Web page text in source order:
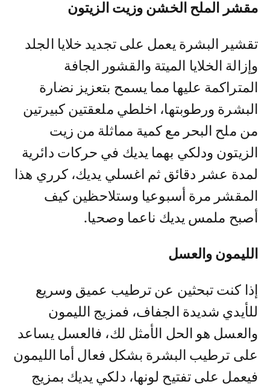
مقشر الملح الخشن وزيت الزيتون
تقشير البشرة يعمل على تجديد خلايا الجلد
وإزالة الخلايا الميتة والقشور الجافة
المتراكمة عليها مما يسمح بتعزيز نضارة
البشرة ورطوبتها، اخلطي ملعقتين كبيرتين
من ملح البحر مع كمية مماثلة من زيت
الزيتون ودلكي بهما يديك في حركات دائرية
لمدة عشر دقائق ثم اغسلي يديك، كرري هذا
المقشر مرة أسبوعيا وستلاحظين كيف
أصبح ملمس يديك ناعما وصحيا.
الليمون والعسل
إذا كنت تبحثين عن ترطيب عميق وسريع
للأيدي شديدة الجفاف، فمزيج الليمون
والعسل هو الحل الأمثل لك، فالعسل يساعد
على ترطيب البشرة بشكل فعال أما الليمون
فيعمل على تفتيح لونها، دلكي يديك بمزيج